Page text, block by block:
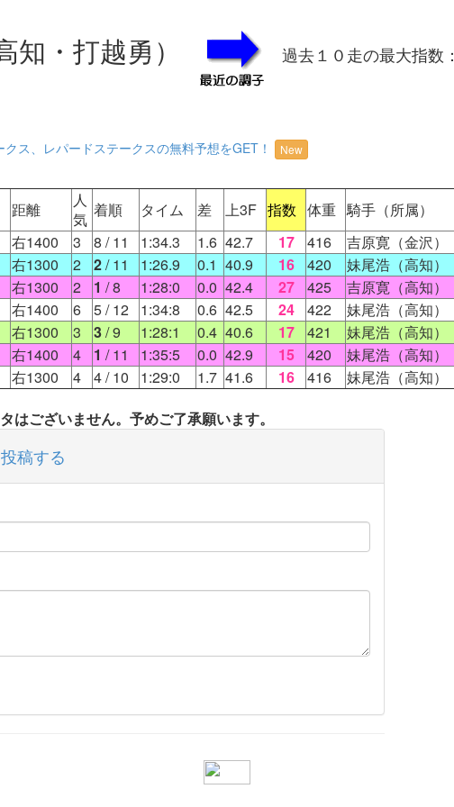
知・打越勇） 過去１０走の最大指数：
ス、レパードステークスの無料予想をGET！
New
距離
人
気 着順 タイム 差 上3F 指数 体重 騎手（所属）
右1400 3 8 / 11 1:34.3 1.6 42.7 17 416 吉原寛（金沢）
右1300 2 2/ 11 1:26.9 0.1 40.9 16 420 妹尾浩（高知）
右1300 2 1 / 8 1:28:0 0.0 42.4 27 425 吉原寛（高知）
右1400 6 5/ 12 1:34:8 0.6 42.5 24 422 妹尾浩（高知）
右1300 3 3/ 9 1:28:1 0.4 40.6 17 421 妹尾浩（高知）
右1400 4 1 / 11 1:35:5 0.0 42.9 15 420 妹尾浩（高知）
右1300 4 4/ 10 1:29:0 1.7 41.6 16 416 妹尾浩（高知）
ございません。予めご了承願います。
稿する